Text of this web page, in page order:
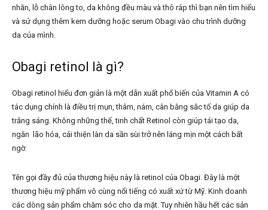
nhăn, lỗ chân lông to, da không đều màu và thô ráp thì bạn nên tìm hiểu
và sử dụng thêm kem dưỡng hoặc serum Obagi vào chu trình dưỡng
da của mình.
Obagi retinol là gì?
Obagi retinol hiểu đơn giản là một dẫn xuất phổ biến của Vitamin A có
tác dụng chính là điều trị mụn, thâm, nám, cân bằng sắc tố da giúp da
trắng sáng. Không những thế, tinh chất Retinol còn giúp tái tạo da,
ngăn lão hóa, cải thiện làn da sần sùi trở nên láng mịn một cách bất
ngờ.
Tên gọi đầy đủ của thương hiệu này là retinol của Obagi. Đây là một
thương hiệu mỹ phẩm vô cùng nổi tiếng có xuất xứ từ Mỹ. Kinh doanh
các dòng sản phẩm chăm sóc cho da mặt. Tuy nhiên hầu hết các sản